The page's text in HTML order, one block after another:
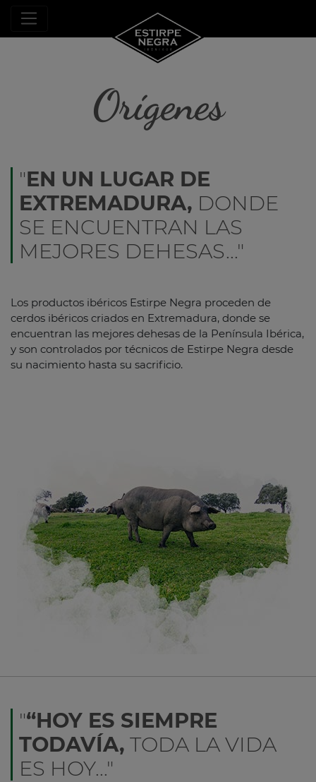
Orígenes
"EN UN LUGAR DE
EXTREMADURA, DONDE
SE ENCUENTRAN LAS
MEJORES DEHESAS..."
Los productos ibéricos Estirpe Negra proceden de
cerdos ibéricos criados en Extremadura, donde se
encuentran las mejores dehesas de la Península Ibérica,
y son controlados por técnicos de Estirpe Negra desde
su nacimiento hasta su sacrificio.
"“HOY ES SIEMPRE
TODAVÍA, TODA LA VIDA
ES HOY..."